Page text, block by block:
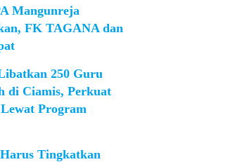
Mangunreja
FK TAGANA dan
250 Guru
di Ciamis, Perkuat
Program
Tingkatkan